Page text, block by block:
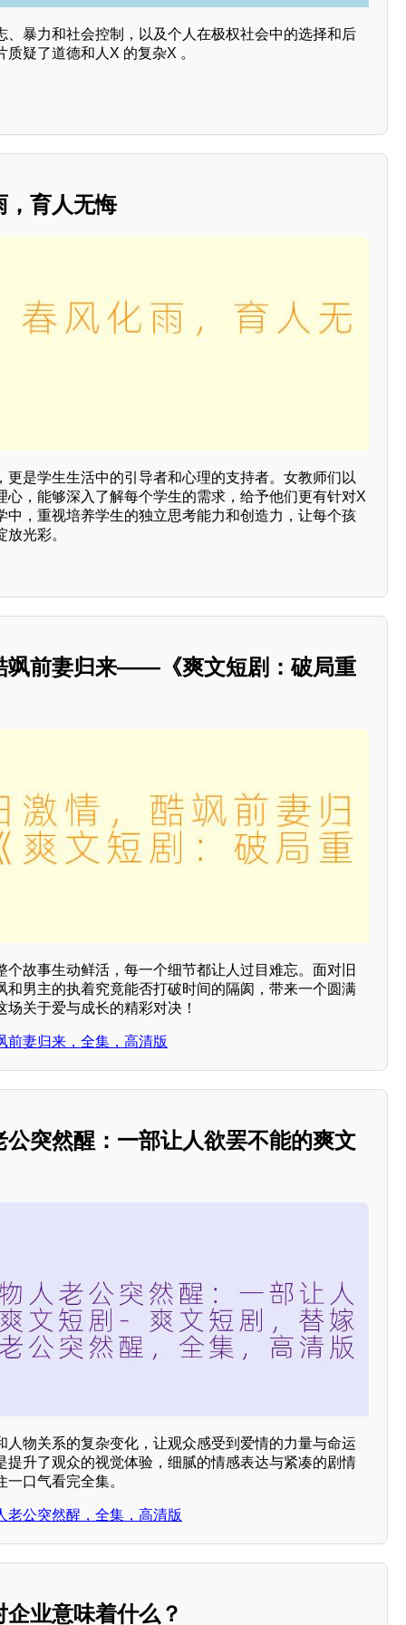
、暴力和社会控制，以及个人在极权社会中的选择和后
疑了道德和人X 的复杂X 。
，育人无悔
更是学生生活中的引导者和心理的支持者。女教师们以
心，能够深入了解每个学生的需求，给予他们更有针对X
中，重视培养学生的独立思考能力和创造力，让每个孩
光彩。
飒前妻归来——《爽文短剧：破局重
个故事生动鲜活，每一个细节都让人过目难忘。面对旧
和男主的执着究竟能否打破时间的隔阂，带来一个圆满
关于爱与成长的精彩对决！
前妻归来，全集，高清版
突然醒：一部让人欲罢不能的爽文
人物关系的复杂变化，让观众感受到爱情的力量与命运
提升了观众的视觉体验，细腻的情感表达与紧凑的剧情
口气看完全集。
老公突然醒，全集，高清版
业意味着什么？